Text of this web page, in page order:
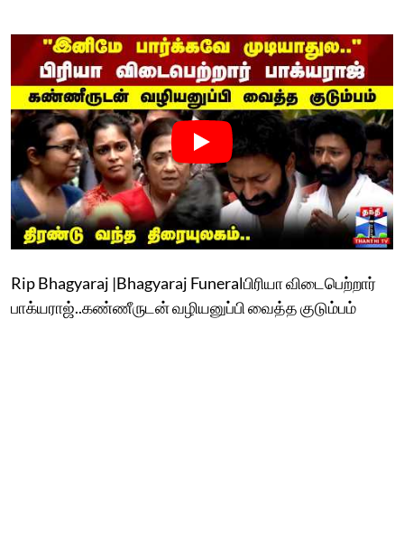
Rip Bhagyaraj |Bhagyaraj Funeralபிரியா விடைபெற்றார்
பாக்யராஜ்..கண்ணீருடன் வழியனுப்பி வைத்த குடும்பம்